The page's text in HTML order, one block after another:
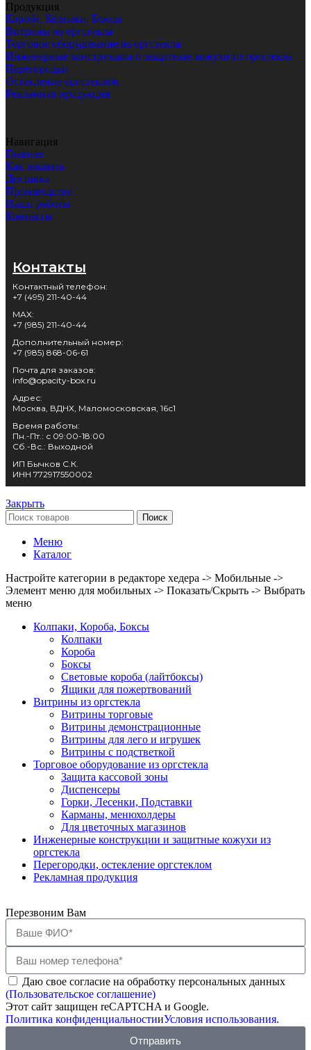
Продукция
Короба, Колпаки, Боксы
Витрины из оргстекла
Торговое оборудование из оргстекла
Инженерные конструкции и защитные кожухи из оргстекла
Перегородки
Остекление оргстеклом
Рекламная продукция
Навигация
Главная
Как заказать
Доставка
Производство
Наши работы
Контакты
Контакты
Контактный телефон:
+7 (495) 211-40-44
MAX:
+7 (985) 211-40-44
Дополнительный номер:
+7 (985) 868-06-61
Почта для заказов:
info@opacity-box.ru
Адрес:
Москва, ВДНХ, Маломосковская, 16с1
Время работы:
Пн.-Пт.: с 09:00-18:00
Сб.-Вс.: Выходной
ИП Бычков С.К.
ИНН 772917550002
Закрыть
Поиск
Меню
Каталог
Настройте категории в редакторе хедера -> Мобильные ->
Элемент меню для мобильных -> Показать/Скрыть -> Выбрать
меню
Колпаки, Короба, Боксы
Колпаки
Короба
Боксы
Световые короба (лайтбоксы)
Ящики для пожертвований
Витрины из оргстекла
Витрины торговые
Витрины демонстрационные
Витрины для лего и игрушек
Витрины с подстветкой
Торговое оборудование из оргстекла
Защита кассовой зоны
Диспенсеры
Горки, Лесенки, Подставки
Карманы, менюхолдеры
Для цветочных магазинов
Инженерные конструкции и защитные кожухи из
оргстекла
Перегородки, остекление оргстеклом
Рекламная продукция
Перезвоним Вам
Даю свое согласие на обработку персональных данных
(Пользовательское соглашение)
Этот сайт защищен reCAPTCHA и Google.
Политика конфиденциальностииУсловия использования.
Отправить